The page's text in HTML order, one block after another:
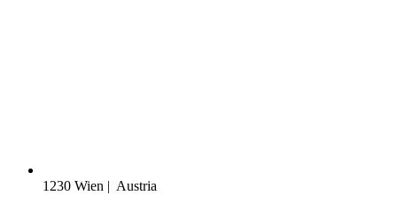
1230 Wien | Austria